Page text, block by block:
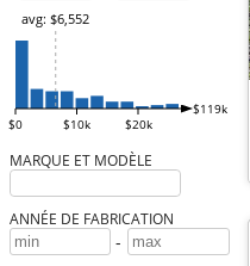
$0 $10k $20k
$119k
avg: $6,552
MARQUE ET MODÈLE
ANNÉE DE FABRICATION
-